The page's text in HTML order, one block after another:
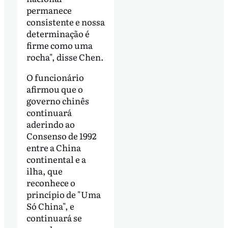
permanece
consistente e nossa
determinação é
firme como uma
rocha", disse Chen.
O funcionário
afirmou que o
governo chinês
continuará
aderindo ao
Consenso de 1992
entre a China
continental e a
ilha, que
reconhece o
princípio de "Uma
Só China", e
continuará se